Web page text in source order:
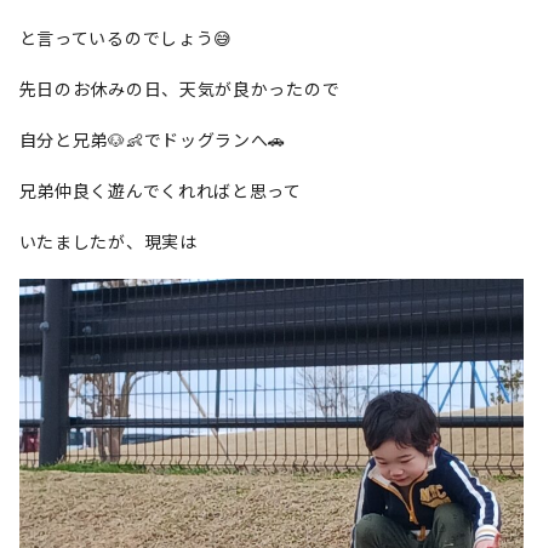
と言っているのでしょう😅
先日のお休みの日、天気が良かったので
自分と兄弟🐶👶でドッグランへ🚗
兄弟仲良く遊んでくれればと思って
いたましたが、現実は